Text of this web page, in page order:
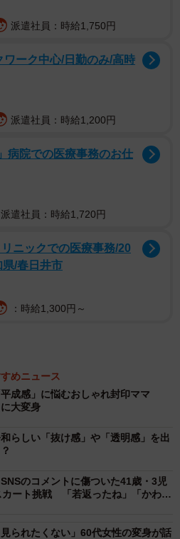
みママさん／投稿主さん（mine.miki）
グサロン「COLOR CUBE」に
、「この5～6年間で妊娠と出産
がなかった」と悩んでいた、
派遣社員：時給1,750円
ーク中心/日勤のみ/高時
派遣社員：時給1,200円
病院での医療事務のお仕
派遣社員：時給1,720円
ニックでの医療事務/20
県/春日井市
：時給1,300円～
めニュース
平成感」に悩むおしゃれ封印ママ
大変身
和らしい「抜け感」や「透明感」を出
SNSのコメントに傷ついた41歳・3児
ート挑戦 「若返ったね」「かわい
見られたくない」60代女性の変身が話